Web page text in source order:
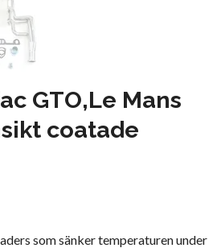
GTO,Le Mans
coatade
som sänker temperaturen under